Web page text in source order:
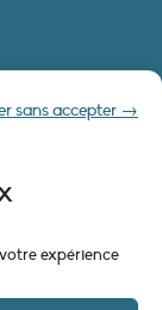
expérience
sans accepter →